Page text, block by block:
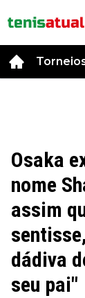
Osaka
nome
assim
dádiva
seu pai"